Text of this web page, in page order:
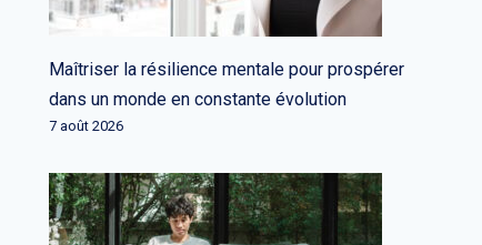
Maîtriser la résilience mentale pour prospérer
dans un monde en constante évolution
7 août 2026